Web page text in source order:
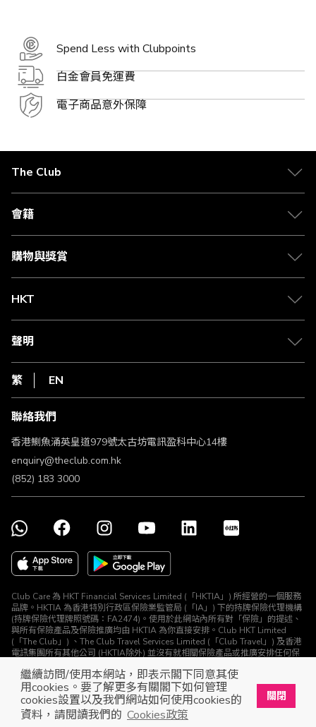
繼續訪問/使用本網站，即表示閣下同意其使
用cookies。要了解更多有關閣下如何管理
cookies設置以及我們網站如何使用cookies的
資料，請閱讀我們的 Cookies政策
關閉
Spend Less with Clubpoints
白金會員免運費
電子商品意外保障
The Club
關於 The Club
合作夥伴
媒體中心
會籍
會籍及專屬禮遇
賺取積分
購物與獎賞
物流與配送
Club Shopping 商品領取站
常見問題
HKT
csl.
1010
HKT
聲明
私隱聲明
使用條款
條款及細則
不歧視及不騷擾聲明
認可牌照及通告
繁 EN
聯絡我們
香港鰂魚涌英皇道979號太古坊電訊盈科中心14樓
enquiry@theclub.com.hk
(852) 183 3000
Club Care 為 HKT Financial Services Limited (「HKTIA」) 所經營的一個服務
品牌。HKTIA 為香港特別行政區保險業監管局 (「IA」) 下的持牌保險代理機構
(持牌保險代理牌照號碼：FA2474)。使用於此網站內所有對「保險」的提述、
與所有保險產品及保險推廣均由 HKTIA 為你直接安排。Club HKT Limited
(「The Club」) 、The Club Travel Services Limited (「Club Travel」) 及香港
電訊集團所有其他公司 (HKTIA除外) 並沒有就相關保險產品或推廣安排任何保
© The Club 2026. 保留所有權利
立即下載The Club手機app
展開屬於你的獎賞之旅
開啟